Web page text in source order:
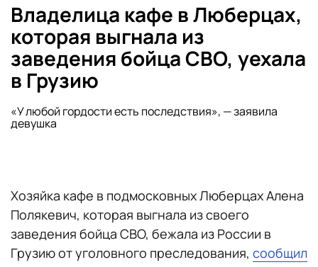
Владелица кафе в Люберцах,
которая выгнала из
заведения бойца СВО, уехала
в Грузию
«У любой гордости есть последствия», — заявила
девушка
Хозяйка кафе в подмосковных Люберцах Алена
Полякевич, которая выгнала из своего
заведения бойца СВО, бежала из России в
Грузию от уголовного преследования, сообщил